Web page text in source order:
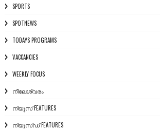
SPORTS
SPOTNEWS
TODAYS PROGRAMS
VACCANCIES
WEEKLY FOCUS
നീലേശ്വരം
ന്യൂസ് FEATURES
ന്യൂസ്ഡ് FEATURES